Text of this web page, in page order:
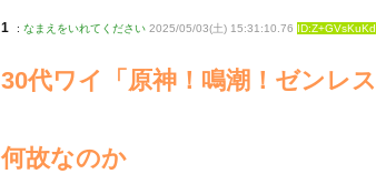
1 : なまえをいれてください 2025/05/03(土) 15:31:10.76 ID:Z+GVsKuKd
30代ワイ「原神！鳴潮！ゼンレ
何故なのか